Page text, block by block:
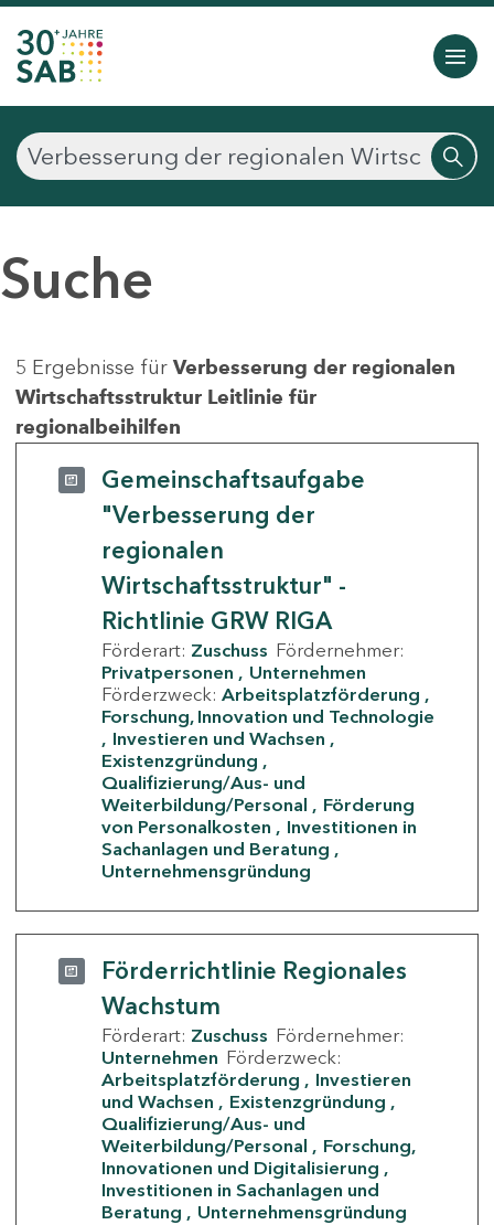
Suche
5 Ergebnisse für Verbesserung der regionalen
Wirtschaftsstruktur Leitlinie für
regionalbeihilfen
Gemeinschaftsaufgabe
"Verbesserung der
regionalen
Wirtschaftsstruktur" -
Richtlinie GRW RIGA
Förderart: Zuschuss Fördernehmer:
Privatpersonen
Unternehmen
Förderzweck: Arbeitsplatzförderung
Forschung, Innovation und Technologie
Investieren und Wachsen
Existenzgründung
Qualifizierung/Aus- und
Weiterbildung/Personal
Förderung
von Personalkosten
Investitionen in
Sachanlagen und Beratung
Unternehmensgründung
Förderrichtlinie Regionales
Wachstum
Förderart: Zuschuss Fördernehmer:
Unternehmen Förderzweck:
Arbeitsplatzförderung
Investieren
und Wachsen
Existenzgründung
Qualifizierung/Aus- und
Weiterbildung/Personal
Forschung,
Innovationen und Digitalisierung
Investitionen in Sachanlagen und
Beratung
Unternehmensgründung